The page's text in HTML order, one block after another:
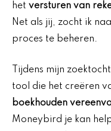
het versturen van
Net als jij, zocht ik
proces te beheren.
Tijdens mijn
tool die het creëren
boekhouden
Moneybird je kan